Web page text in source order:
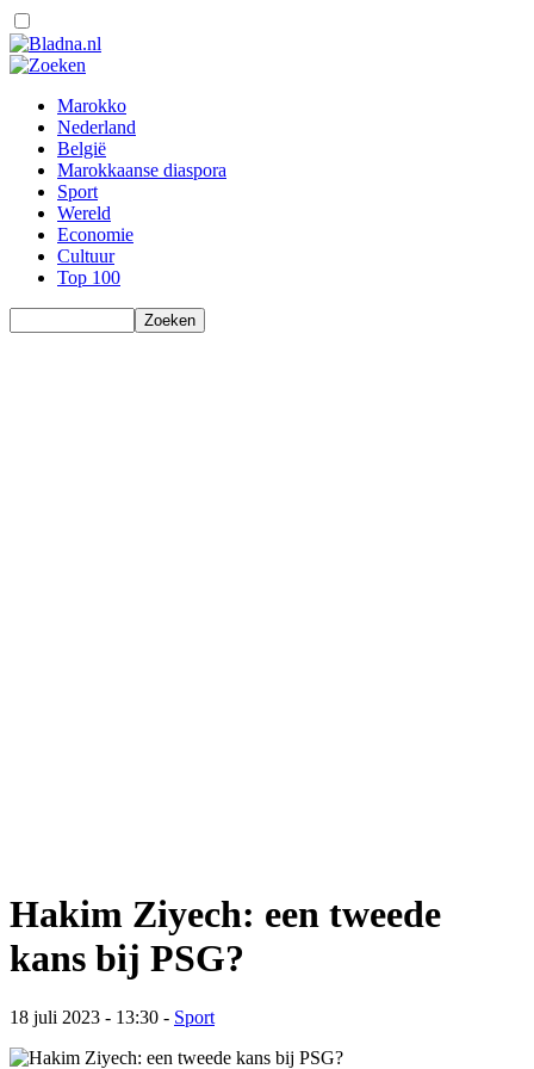
Marokko
Nederland
België
Marokkaanse diaspora
Sport
Wereld
Economie
Cultuur
Top 100
Hakim Ziyech: een tweede
kans bij PSG?
18 juli 2023 - 13:30 - Sport